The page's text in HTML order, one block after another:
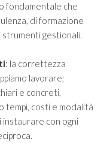
fondamentale che
di formazione
strumenti gestionali.
: la correttezza
lavorare;
e concreti,
tempi, costi e modalità
con ogni